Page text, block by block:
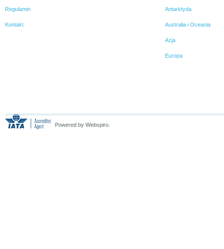
Regulamin
Kontakt
Antarktyda
Australia i Oceania
Azja
Europa
Powered by Webspiro.